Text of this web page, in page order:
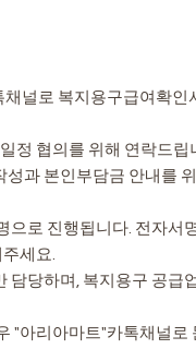
채널로 복지용구급여확인
정 협의를 위해 연락드립
과 본인부담금 안내를
으로 진행됩니다. 전자서
세요.
담당하며, 복지용구 공급
"아리아마트"카톡채널로